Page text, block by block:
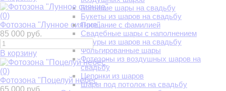
Большие шары на свадьбу
Букеты из шаров на свадьбу
Прощание с фамилией
Свадебные шары с наполнением
Фигуры из шаров на свадьбу
Фольгированные шары
Фотозоны из воздушных шаров на
свадьбу
Цепочки из шаров
Шары под потолок на свадьбу
(0)
Фотозона "Лунное сияние"
85 000 руб.
В корзину
(0)
Фотозона "Поцелуй небес"
65 000 руб.